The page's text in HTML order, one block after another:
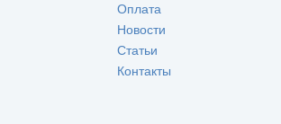
Оплата
Новости
Статьи
Контакты